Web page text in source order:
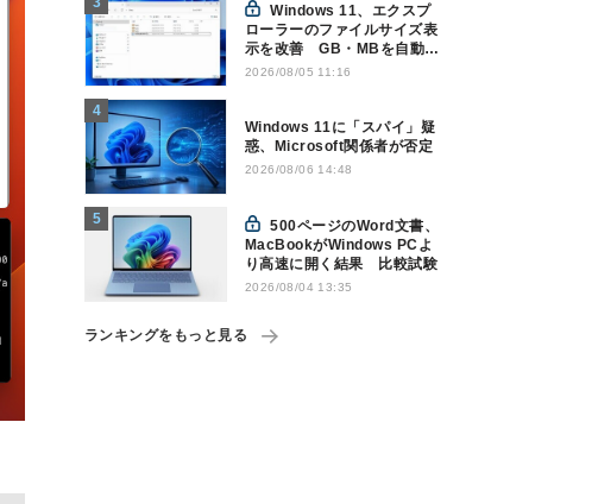
Windows 11、エクスプ
ローラーのファイルサイズ表
示を改善 GB・MBを自動表
示へ
2026/08/05 11:16
Windows 11に「スパイ」疑
惑、Microsoft関係者が否定
2026/08/06 14:48
500ページのWord文書、
MacBookがWindows PCよ
り高速に開く結果 比較試験
2026/08/04 13:35
ランキングをもっと見る